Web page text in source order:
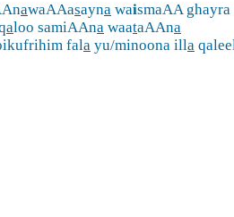
awaAAasayna waismaAA ghayra
aloo samiAAna waataAAna
fala yu/minoona illa